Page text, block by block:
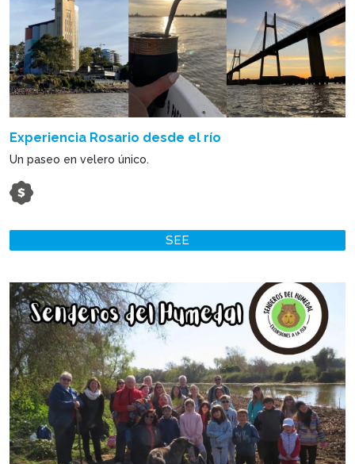
Experiencia Rosario desde el río
Un paseo en velero único.
SEE